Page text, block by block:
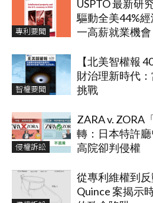
專利要聞
USPTO 最新研
驅動全美44%
一高薪就業機會
智權要聞
【北美智權報
財治理新時代
挑戰
侵權訴訟
ZARA v. ZORA
轉：日本特許
高院卻判侵權
從專利維權到
Quince 案揭示